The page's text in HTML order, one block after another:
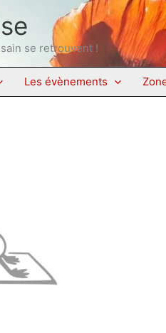
se retrouvent !
Les évènements